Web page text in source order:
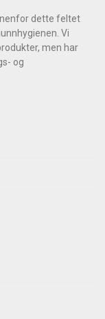
dette feltet
Vi
men har
og